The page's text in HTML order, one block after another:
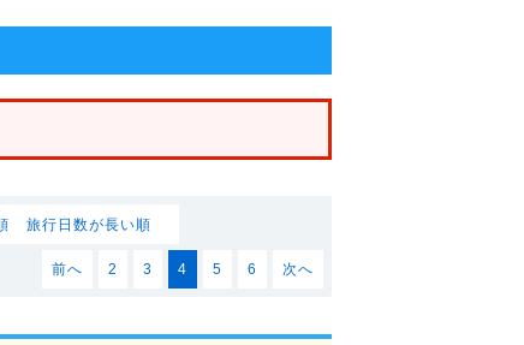
旅行日数が長い順
前へ 2 3 4 5 6 次へ